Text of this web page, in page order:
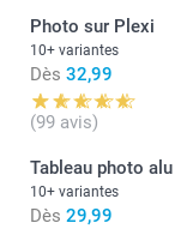
Photo sur
Photo sur Plexi
10+ variantes
Dès 32,99
(99 avis)
Tableau photo alu
10+ variantes
Dès 29,99